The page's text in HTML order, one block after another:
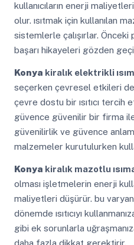
kullanıcıların enerji
olur. ısıtmak için kullanılan
sistemlerle çalışırlar.
başarı hikayeleri gözden
Konya kiralık elektrikli
seçerken çevresel etkileri
çevre dostu bir ısıtıcı tercih
güvence güvenilir bir firma
güvenilirlik ve güvence
malzemeler kurutulurken
Konya kiralık mazotlu
olması işletmelerin enerji
maliyetleri düşürür. bu
dönemde ısıtıcıyı
gibi ek sorunlarla
daha fazla dikkat gerektirir.